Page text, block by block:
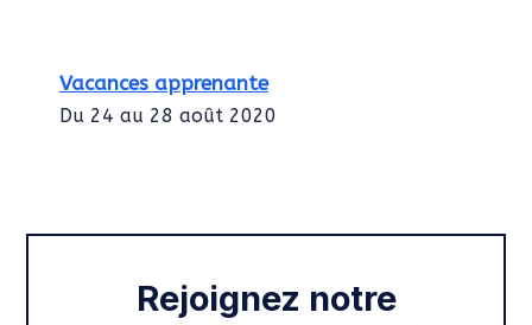
Vacances apprenante
Du 24 au 28 août 2020
Rejoignez notre